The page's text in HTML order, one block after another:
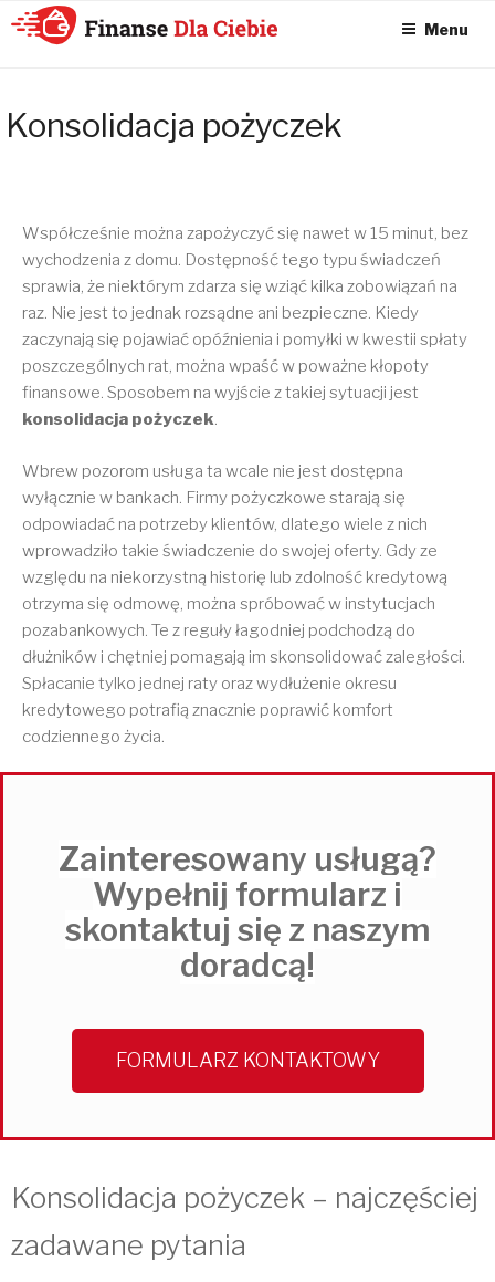
CHWILÓWEK
ONLINE – FINANSE
CHWILÓWEK I
KONSOLIDACJA
CHWILÓWEK
Menu
Konsolidacja pożyczek
Współcześnie można zapożyczyć się nawet w 15 minut, bez
wychodzenia z domu. Dostępność tego typu świadczeń
sprawia, że niektórym zdarza się wziąć kilka zobowiązań na
raz. Nie jest to jednak rozsądne ani bezpieczne. Kiedy
zaczynają się pojawiać opóźnienia i pomyłki w kwestii spłaty
poszczególnych rat, można wpaść w poważne kłopoty
finansowe. Sposobem na wyjście z takiej sytuacji jest
konsolidacja pożyczek.
Wbrew pozorom usługa ta wcale nie jest dostępna
wyłącznie w bankach. Firmy pożyczkowe starają się
odpowiadać na potrzeby klientów, dlatego wiele z nich
wprowadziło takie świadczenie do swojej oferty. Gdy ze
względu na niekorzystną historię lub zdolność kredytową
otrzyma się odmowę, można spróbować w instytucjach
pozabankowych. Te z reguły łagodniej podchodzą do
dłużników i chętniej pomagają im skonsolidować zaległości.
Spłacanie tylko jednej raty oraz wydłużenie okresu
kredytowego potrafią znacznie poprawić komfort
codziennego życia.
Zainteresowany usługą?
Wypełnij formularz i
skontaktuj się z naszym
doradcą!
FORMULARZ KONTAKTOWY
Konsolidacja pożyczek – najczęściej
zadawane pytania